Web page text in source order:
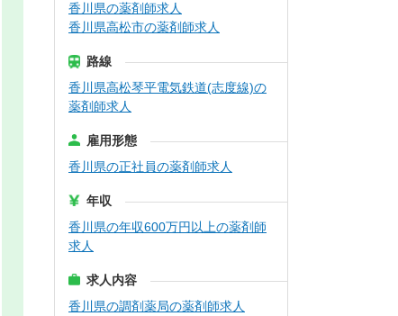
香川県の薬剤師求人
香川県高松市の薬剤師求人
路線
香川県高松琴平電気鉄道(志度線)の
薬剤師求人
雇用形態
香川県の正社員の薬剤師求人
年収
香川県の年収600万円以上の薬剤師
求人
求人内容
香川県の調剤薬局の薬剤師求人